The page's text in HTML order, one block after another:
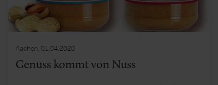
Aachen, 01.04.2020
Genuss kommt von Nuss